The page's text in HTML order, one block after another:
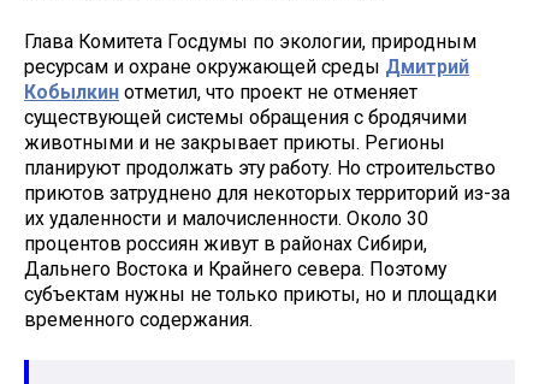
Глава Комитета Госдумы по экологии, природным
ресурсам и охране окружающей среды Дмитрий
Кобылкин отметил, что проект не отменяет
существующей системы обращения с бродячими
животными и не закрывает приюты. Регионы
планируют продолжать эту работу. Но строительство
приютов затруднено для некоторых территорий из-за
их удаленности и малочисленности. Около 30
процентов россиян живут в районах Сибири,
Дальнего Востока и Крайнего севера. Поэтому
субъектам нужны не только приюты, но и площадки
временного содержания.